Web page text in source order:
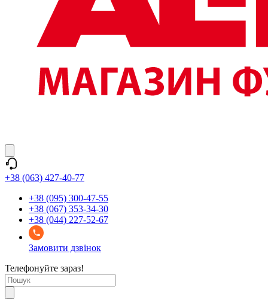
+38 (063) 427-40-77
+38 (095) 300-47-55
+38 (067) 353-34-30
+38 (044) 227-52-67
Замовити дзвінок
Телефонуйте зараз!